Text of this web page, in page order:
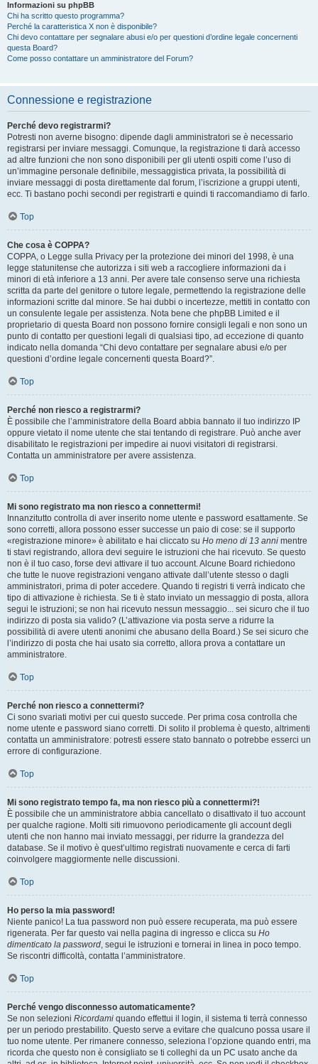
Informazioni su phpBB
Chi ha scritto questo programma?
Perché la caratteristica X non è disponibile?
Chi devo contattare per segnalare abusi e/o per questioni d’ordine legale concernenti
questa Board?
Come posso contattare un amministratore del Forum?
Connessione e registrazione
Perché devo registrarmi?
Potresti non averne bisogno: dipende dagli amministratori se è necessario
registrarsi per inviare messaggi. Comunque, la registrazione ti darà accesso
ad altre funzioni che non sono disponibili per gli utenti ospiti come l’uso di
un’immagine personale definibile, messaggistica privata, la possibilità di
inviare messaggi di posta direttamente dal forum, l’iscrizione a gruppi utenti,
ecc. Ti bastano pochi secondi per registrarti e quindi ti raccomandiamo di farlo.
Top
Che cosa è COPPA?
COPPA, o Legge sulla Privacy per la protezione dei minori del 1998, è una
legge statunitense che autorizza i siti web a raccogliere informazioni da i
minori di età inferiore a 13 anni. Per avere tale consenso serve una richiesta
scritta da parte del genitore o tutore legale, permettendo la registrazione delle
informazioni scritte dal minore. Se hai dubbi o incertezze, mettiti in contatto con
un consulente legale per assistenza. Nota bene che phpBB Limited e il
proprietario di questa Board non possono fornire consigli legali e non sono un
punto di contatto per questioni legali di qualsiasi tipo, ad eccezione di quanto
indicato nella domanda “Chi devo contattare per segnalare abusi e/o per
questioni d’ordine legale concernenti questa Board?”.
Top
Perché non riesco a registrarmi?
È possibile che l’amministratore della Board abbia bannato il tuo indirizzo IP
oppure vietato il nome utente che stai tentando di registrare. Può anche aver
disabilitato le registrazioni per impedire ai nuovi visitatori di registrarsi.
Contatta un amministratore per avere assistenza.
Top
Mi sono registrato ma non riesco a connettermi!
Innanzitutto controlla di aver inserito nome utente e password esattamente. Se
sono corretti, allora possono esser successe un paio di cose: se il supporto
«registrazione minore» è abilitato e hai cliccato su Ho meno di 13 anni mentre
ti stavi registrando, allora devi seguire le istruzioni che hai ricevuto. Se questo
non è il tuo caso, forse devi attivare il tuo account. Alcune Board richiedono
che tutte le nuove registrazioni vengano attivate dall’utente stesso o dagli
amministratori, prima di poter accedere. Quando ti registri ti verrà indicato che
tipo di attivazione è richiesta. Se ti è stato inviato un messaggio di posta, allora
segui le istruzioni; se non hai ricevuto nessun messaggio... sei sicuro che il tuo
indirizzo di posta sia valido? (L’attivazione via posta serve a ridurre la
possibilità di avere utenti anonimi che abusano della Board.) Se sei sicuro che
l’indirizzo di posta che hai usato sia corretto, allora prova a contattare un
amministratore.
Top
Perché non riesco a connettermi?
Ci sono svariati motivi per cui questo succede. Per prima cosa controlla che
nome utente e password siano corretti. Di solito il problema è questo, altrimenti
contatta un amministratore: potresti essere stato bannato o potrebbe esserci un
errore di configurazione.
Top
Mi sono registrato tempo fa, ma non riesco più a connettermi?!
È possibile che un amministratore abbia cancellato o disattivato il tuo account
per qualche ragione. Molti siti rimuovono periodicamente gli account degli
utenti che non hanno mai inviato messaggi, per ridurre la grandezza del
database. Se il motivo è quest’ultimo registrati nuovamente e cerca di farti
coinvolgere maggiormente nelle discussioni.
Top
Ho perso la mia password!
Niente panico! La tua password non può essere recuperata, ma può essere
rigenerata. Per far questo vai nella pagina di ingresso e clicca su Ho
dimenticato la password, segui le istruzioni e tornerai in linea in poco tempo.
Se riscontri difficoltà, contatta l’amministratore.
Top
Perché vengo disconnesso automaticamente?
Se non selezioni Ricordami quando effettui il login, il sistema ti terrà connesso
per un periodo prestabilito. Questo serve a evitare che qualcuno possa usare il
tuo nome utente. Per rimanere connesso, seleziona l’opzione quando entri, ma
ricorda che questo non è consigliato se ti colleghi da un PC usato anche da